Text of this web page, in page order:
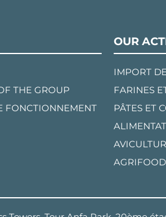
THE GROUP
FONCTIONNEMENT
OUR
IMPORT
FARINES
PÂTES ET